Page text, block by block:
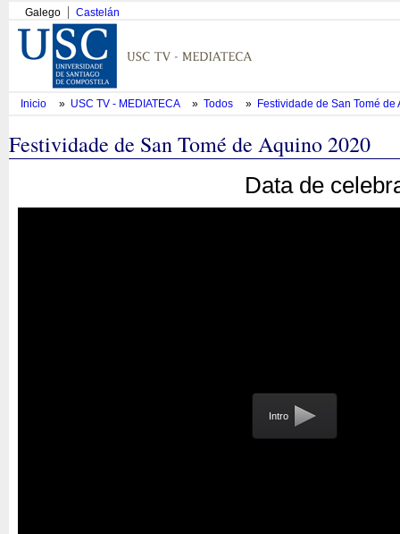
Galego Castelán
Inicio » USC TV - MEDIATECA » Todos » Festividade de San Tomé
Festividade de San Tomé de Aquino 2020
Data de
Intro